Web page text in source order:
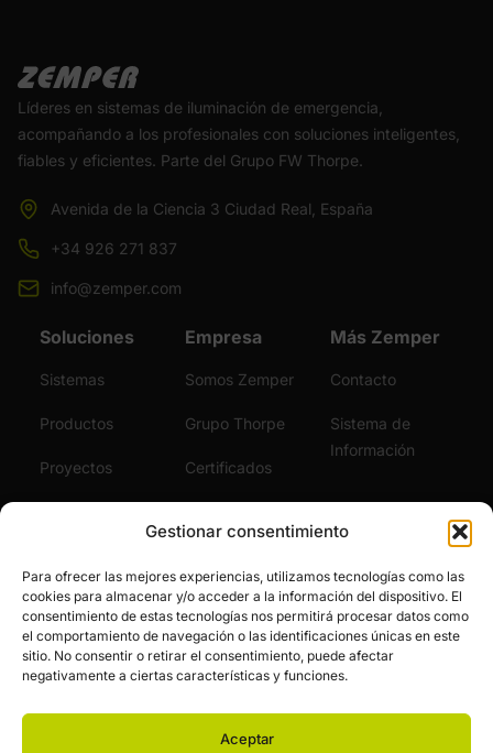
Gestionar consentimiento
Para ofrecer las mejores experiencias, utilizamos tecnologías como las
cookies para almacenar y/o acceder a la información del dispositivo. El
consentimiento de estas tecnologías nos permitirá procesar datos como
el comportamiento de navegación o las identificaciones únicas en este
sitio. No consentir o retirar el consentimiento, puede afectar
negativamente a ciertas características y funciones.
Aceptar
Líderes en sistemas de iluminación de emergencia,
acompañando a los profesionales con soluciones inteligentes,
fiables y eficientes. Parte del Grupo FW Thorpe.
Avenida de la Ciencia 3 Ciudad Real, España
+34 926 271 837
info@zemper.com
Soluciones
Sistemas
Productos
Proyectos
Empresa
Somos Zemper
Grupo Thorpe
Certificados
Únete al Equipo
Más Zemper
Contacto
Sistema de
Información
© Zemper. Todos los derechos reservados.